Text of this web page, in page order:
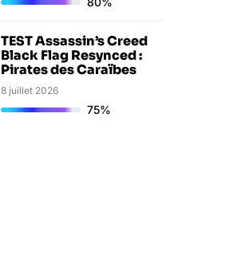
TEST Assassin’s Creed
Black Flag Resynced :
Pirates des Caraïbes
8 juillet 2026
75%